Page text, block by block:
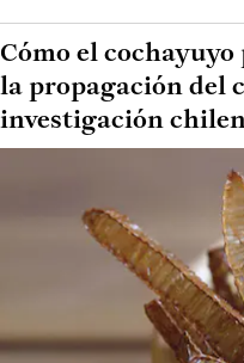
Cómo el
la propagación del
investigación